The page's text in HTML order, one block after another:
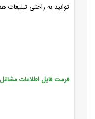
توانید به راحتی تبلیغات
فرمت فایل اطلاعات